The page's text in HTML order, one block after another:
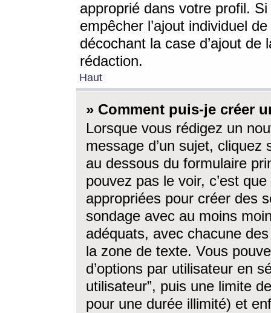
approprié dans votre profil.
empêcher l’ajout individuel
décochant la case d’ajout
rédaction.
Haut
» Comment puis-je créer
Lorsque vous rédigez un
message d’un sujet, cliquez
au dessous du formulaire
pouvez pas le voir, c’est
appropriées pour créer des
sondage avec au moins
adéquats, avec chacune
la zone de texte. Vous
d’options par utilisateur en
utilisateur”, puis une limite
pour une durée illimité) et